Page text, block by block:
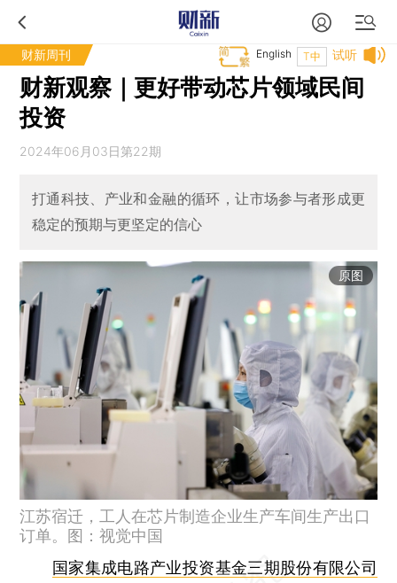
财新周刊 试听
T中
English
财新观察｜更好带动芯片领域民间
投资
2024年06月03日第22期
打通科技、产业和金融的循环，让市场参与者形成更
稳定的预期与更坚定的信心
原图
江苏宿迁，工人在芯片制造企业生产车间生产出口
订单。图：视觉中国
国家集成电路产业投资基金三期股份有限公司